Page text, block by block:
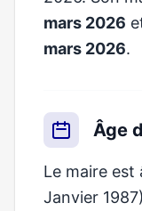
mars 2026
mars 2026.
Âge
Le maire est
Janvier